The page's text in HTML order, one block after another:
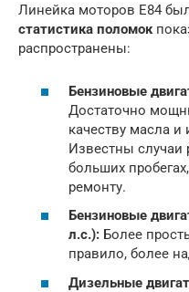
Линейка моторов E84
статистика поломок
распространены:
Бензиновые
Достаточно
качеству масла
Известны случаи
больших
ремонту.
Бензиновые
л.с.): Более
правило, более
Дизельные